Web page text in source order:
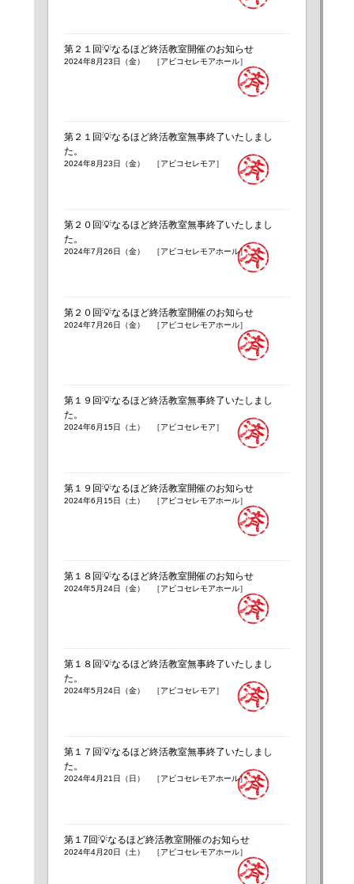
第２１回💡なるほど終活教室開催のお知らせ
2024年8月23日（金） ［アビコセレモアホール］
第２１回💡なるほど終活教室無事終了いたしまし
た。
2024年8月23日（金） ［アビコセレモア］
第２０回💡なるほど終活教室無事終了いたしまし
た。
2024年7月26日（金） ［アビコセレモアホール］
第２０回💡なるほど終活教室開催のお知らせ
2024年7月26日（金） ［アビコセレモアホール］
第１９回💡なるほど終活教室無事終了いたしまし
た。
2024年6月15日（土） ［アビコセレモア］
第１９回💡なるほど終活教室開催のお知らせ
2024年6月15日（土） ［アビコセレモアホール］
第１８回💡なるほど終活教室開催のお知らせ
2024年5月24日（金） ［アビコセレモアホール］
第１８回💡なるほど終活教室無事終了いたしまし
た。
2024年5月24日（金） ［アビコセレモア］
第１７回💡なるほど終活教室無事終了いたしまし
た。
2024年4月21日（日） ［アビコセレモアホール］
第１7回💡なるほど終活教室開催のお知らせ
2024年4月20日（土） ［アビコセレモアホール］